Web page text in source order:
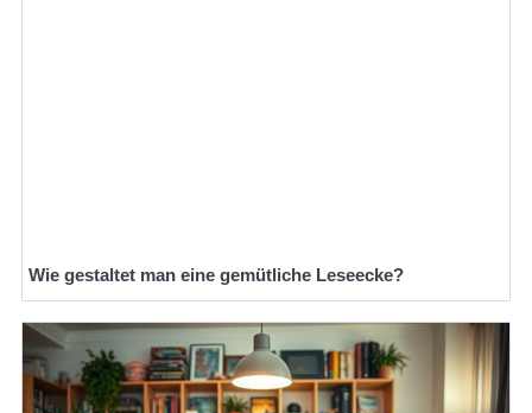
Wie gestaltet man eine gemütliche Leseecke?